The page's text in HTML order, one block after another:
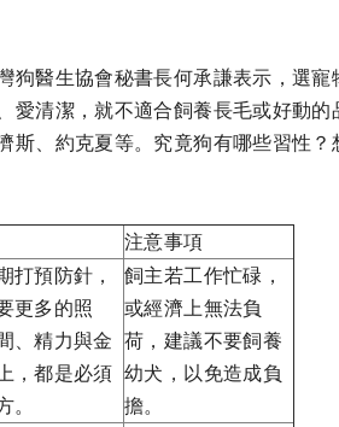
狗醫生協會秘書長何承謙表示，選寵
愛清潔，就不適合飼養長毛或好動的
斯、約克夏等。究竟狗有哪些習性
注意事項
打預防針，
更多的照
、精力與金
，都是必須
。
飼主若工作忙碌，
或經濟上無法負
荷，建議不要飼養
幼犬，以免造成負
擔。